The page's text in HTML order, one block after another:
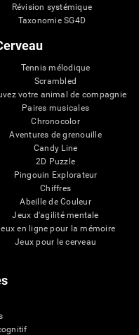
Révision systémique
Taxonomie SG4D
Tennis mélodique
Scrambled
votre animal de compagnie
Paires musicales
Chronocolor
Aventures de grenouille
Candy Line
2D Puzzle
Pingouin Explorateur
Chiffres
Abeille de Couleur
Jeux d'agilité mentale
en ligne pour la mémoire
Jeux pour le cerveau